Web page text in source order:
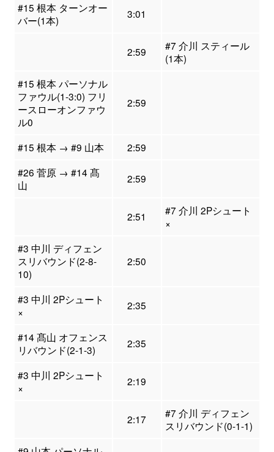
#15 根本 ターンオー
バー(1本)
3:01
2:59
#7 介川 スティール
(1本)
#15 根本 パーソナル
ファウル(1-3:0) フリ
ースローオンファウ
ル0
2:59
#15 根本 → #9 山本
2:59
#26 菅原 → #14 髙
山
2:59
2:51
#7 介川 2Pシュート
×
#3 中川 ディフェン
スリバウンド(2-8-
10)
2:50
#3 中川 2Pシュート
×
2:35
#14 髙山 オフェンス
リバウンド(2-1-3)
2:35
#3 中川 2Pシュート
×
2:19
2:17
#7 介川 ディフェン
スリバウンド(0-1-1)